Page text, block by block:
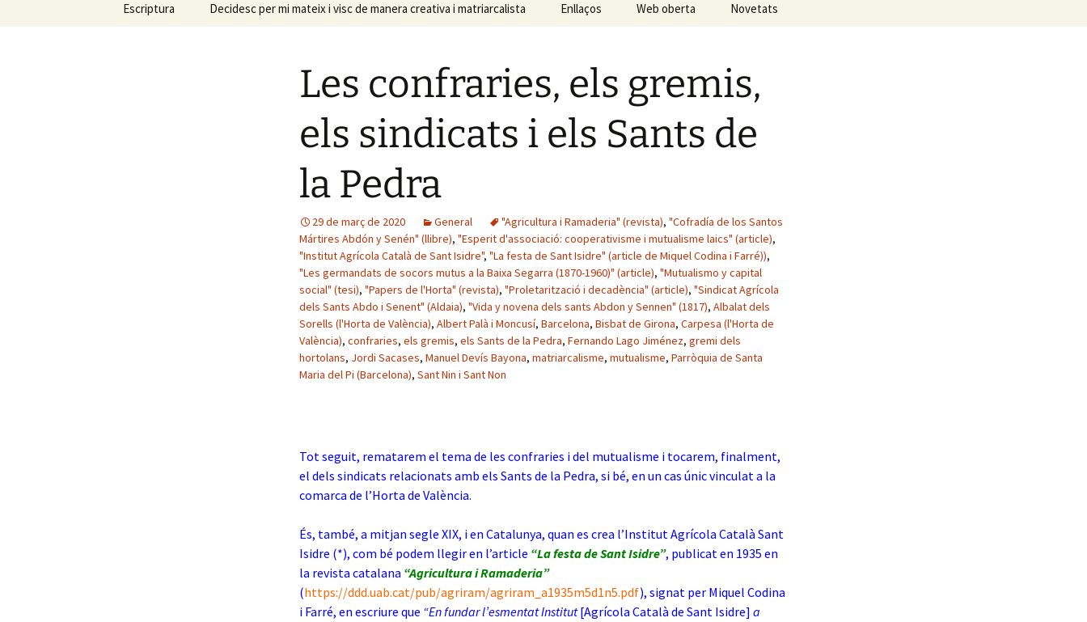
Escriptura Decidesc per mi mateix i visc de manera creativa i matriarcalista Enllaços Web oberta Novetats
Les confraries, els gremis,
els sindicats i els Sants de
la Pedra
29 de març de 2020 General "Agricultura i Ramaderia" (revista), "Cofradía de los Santos
Mártires Abdón y Senén" (llibre), "Esperit d'associació: cooperativisme i mutualisme laics" (article),
"Institut Agrícola Català de Sant Isidre", "La festa de Sant Isidre" (article de Miquel Codina i Farré)),
"Les germandats de socors mutus a la Baixa Segarra (1870-1960)" (article), "Mutualismo y capital
social" (tesi), "Papers de l'Horta" (revista), "Proletarització i decadència" (article), "Sindicat Agrícola
dels Sants Abdo i Senent" (Aldaia), "Vida y novena dels sants Abdon y Sennen" (1817), Albalat dels
Sorells (l'Horta de València), Albert Palà i Moncusí, Barcelona, Bisbat de Girona, Carpesa (l'Horta de
València), confraries, els gremis, els Sants de la Pedra, Fernando Lago Jiménez, gremi dels
hortolans, Jordi Sacases, Manuel Devís Bayona, matriarcalisme, mutualisme, Parròquia de Santa
Maria del Pi (Barcelona), Sant Nin i Sant Non
Tot seguit, rematarem el tema de les confraries i del mutualisme i tocarem, finalment,
el dels sindicats relacionats amb els Sants de la Pedra, si bé, en un cas únic vinculat a la
comarca de l’Horta de València.
És, també, a mitjan segle XIX, i en Catalunya, quan es crea l’Institut Agrícola Català Sant
Isidre (*), com bé podem llegir en l’article “La festa de Sant Isidre”, publicat en 1935 en
la revista catalana “Agricultura i Ramaderia”
(https://ddd.uab.cat/pub/agriram/agriram_a1935m5d1n5.pdf), signat per Miquel Codina
i Farré, en escriure que “En fundar l’esmentat Institut[Agrícola Català de Sant Isidre] a